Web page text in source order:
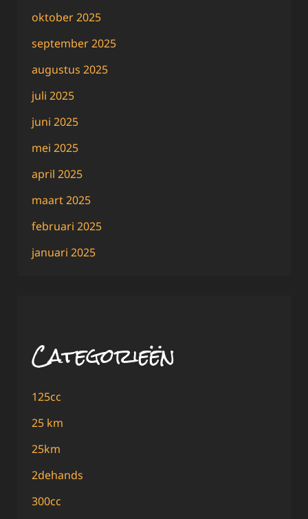
oktober 2025
september 2025
augustus 2025
juli 2025
juni 2025
mei 2025
april 2025
maart 2025
februari 2025
januari 2025
Categorieën
125cc
25 km
25km
2dehands
300cc